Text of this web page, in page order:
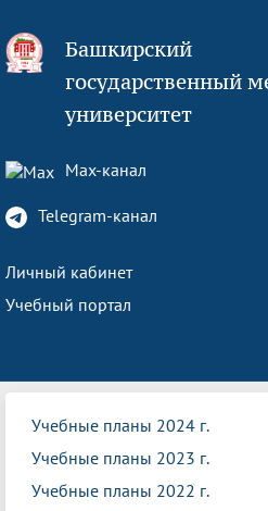
Башкирский
государственный
университет
Max-канал
Telegram-канал
Личный кабинет
Учебный портал
Учебные планы 2024 г.
Учебные планы 2023 г.
Учебные планы 2022 г.